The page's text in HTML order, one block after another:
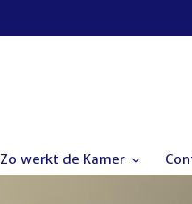
Zo werkt de Kamer